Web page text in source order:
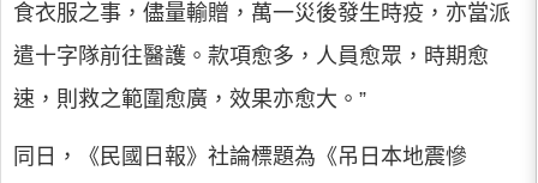
食衣服之事，儘量輸贈，萬一災後發生時疫，亦當派
遣十字隊前往醫護。款項愈多，人員愈眾，時期愈
速，則救之範圍愈廣，效果亦愈大。”
同日，《民國日報》社論標題為《吊日本地震慘